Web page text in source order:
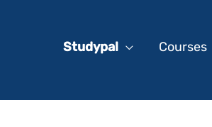
Studypal Courses